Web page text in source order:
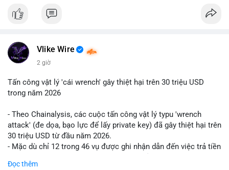
(CASHCAT), Pudgy Penguins (PENGU) và OVERTAKE (TAKE).
trung của người dùng vào các chủ đề địa phương. Trên
LunarCrush, các chủ đề như Solana, Taylor Swift và UFC 310
💬 DÒNG CHẢY TIN TỨC & TRUYỀN THÔNG: Tài chính Việt
Bắc', trong khi tin tức quốc tế nhấn mạnh việc Putin ký luật
crypto và sự kiện an ninh như hack Zeus Wallet. Trên Binance
Square, nhiều người chia sẻ chiến lược giao dịch như lệnh
Long $BTW hoặc cập nhật về sự kiện Alpha Trading
Vlike Wire
2 giờ
Tấn công vật lý 'cái wrench' gây thiệt hại trên 30 triệu USD
trong năm 2026
- Theo Chainalysis, các cuộc tấn công vật lý typu 'wrench
attack' (đe dọa, bạo lực để lấy private key) đã gây thiệt hại trên
30 triệu USD từ đầu năm 2026.
- Mặc dù chỉ 12 trong 46 vụ được ghi nhận dẫn đến việc trả tiền
gồm rò rỉ dữ liệu và đe dọa tới gia đình, bạn bè của người sở
Đọc thêm